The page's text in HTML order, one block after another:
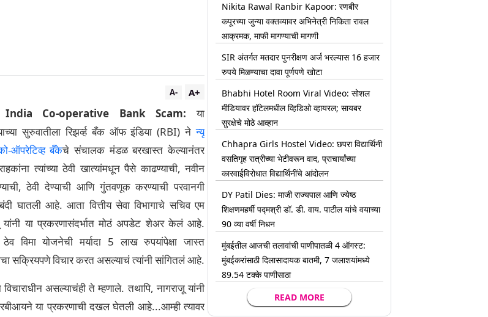
A+
A-
Co-operative Bank Scam: या
सुरुवातीला रिझर्व्ह बँक ऑफ इंडिया (RBI) नेन्यू
ऑपरेटिव्ह बँकेचे संचालक मंडळ बरखास्त केल्यानंतर
त्यांच्या ठेवी खात्यांमधून पैसे काढण्याची, नवीन
ठेवी देण्याची आणि गुंतवणूक करण्याची परवानगी
घातली आहे. आता वित्तीय सेवा विभागाचे सचिव एम
यांनी या प्रकरणासंदर्भात मोठं अपडेट शेअर केलं आहे.
विमा योजनेची मर्यादा 5 लाख रुपयांपेक्षा जास्त
सक्रियपणे विचार करत असल्याचं त्यांनी सांगितलं आहे.
असल्याचंही ते म्हणाले. तथापि, नागराजू यांनी
या प्रकरणाची दखल घेतली आहे...आम्ही त्यावर
Nikita Rawal Ranbir Kapoor: रणबीर
कपूरच्या जुन्या वक्तव्यावर अभिनेत्री निकिता रावल
आक्रमक, माफी मागण्याची मागणी
SIR अंतर्गत मतदार पुनरीक्षण अर्ज भरल्यास 16 हजार
रुपये मिळण्याचा दावा पूर्णपणे खोटा
Bhabhi Hotel Room Viral Video: सोशल
मीडियावर हॉटेलमधील व्हिडिओ व्हायरल; सायबर
सुरक्षेचे मोठे आव्हान
Chhapra Girls Hostel Video: छपरा विद्यार्थिनी
वसतिगृह रात्रीच्या भेटीवरून वाद, प्राचार्यांच्या
कारवाईविरोधात विद्यार्थिनींचे आंदोलन
DY Patil Dies: माजी राज्यपाल आणि ज्येष्ठ
शिक्षणमहर्षी पद्मश्री डॉ. डी. वाय. पाटील यांचे वयाच्या
90 व्या वर्षी निधन
मुंबईतील आजची तलावांची पाणीपातळी 4 ऑगस्ट:
मुंबईकरांसाठी दिलासादायक बातमी, 7 जलाशयांमध्ये
89.54 टक्के पाणीसाठा
READ MORE